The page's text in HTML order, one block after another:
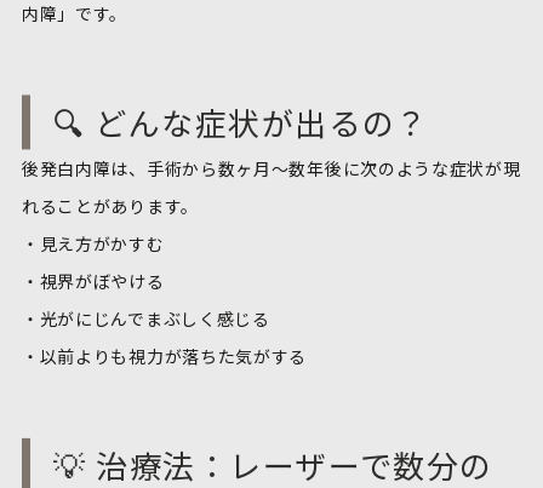
内障」です。
🔍 どんな症状が出るの？
後発白内障は、手術から数ヶ月〜数年後に次のような症状が現
れることがあります。
・見え方がかすむ
・視界がぼやける
・光がにじんでまぶしく感じる
・以前よりも視力が落ちた気がする
💡 治療法：レーザーで数分の